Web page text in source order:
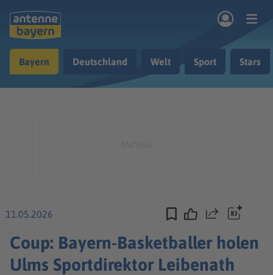
Musik & Radio
Bayern Deutschland Welt Sport Stars
11.05.2026 Teilen
Coup: Bayern-Basketballer holen
Ulms Sportdirektor Leibenath